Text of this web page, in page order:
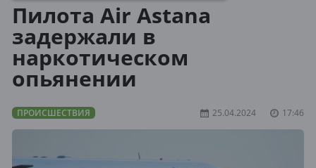
Пилота Air Astana
задержали в
наркотическом
опьянении
ПРОИСШЕСТВИЯ 25.04.2024 17:46